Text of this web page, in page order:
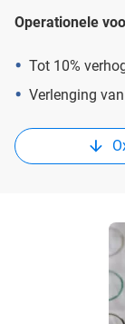
Operationele
Tot 10%
Verlenging